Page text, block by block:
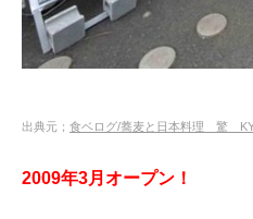
出典元； 食ベログ/蕎麦と日本料理 驚
2009年3月オープン！